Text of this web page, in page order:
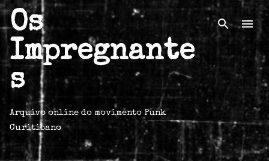
Pular para o conteúdo principal
Os
Impregnante
s
Arquivo online do movimento Punk
Curitibano